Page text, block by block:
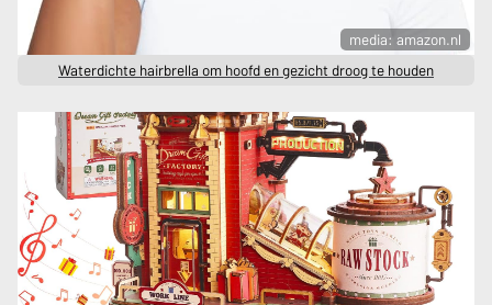
media: amazon.nl
Waterdichte hairbrella om hoofd en gezicht droog te houden